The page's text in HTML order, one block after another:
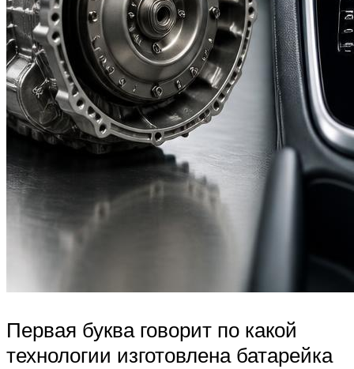
Первая буква говорит по какой
технологии изготовлена батарейка